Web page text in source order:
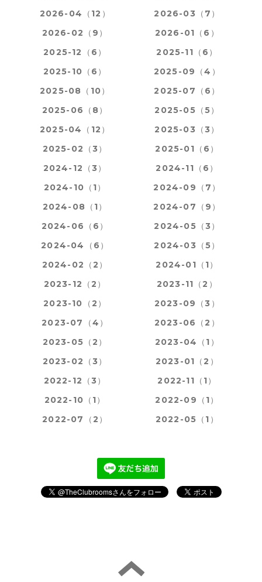
2026-04（12）
2026-03（7）
2026-02（9）
2026-01（6）
2025-12（6）
2025-11（6）
2025-10（6）
2025-09（4）
2025-08（10）
2025-07（6）
2025-06（8）
2025-05（5）
2025-04（12）
2025-03（3）
2025-02（3）
2025-01（6）
2024-12（3）
2024-11（6）
2024-10（1）
2024-09（7）
2024-08（1）
2024-07（9）
2024-06（6）
2024-05（3）
2024-04（6）
2024-03（5）
2024-02（2）
2024-01（1）
2023-12（2）
2023-11（2）
2023-10（2）
2023-09（3）
2023-07（4）
2023-06（2）
2023-05（2）
2023-04（1）
2023-02（3）
2023-01（2）
2022-12（3）
2022-11（1）
2022-10（1）
2022-09（1）
2022-07（2）
2022-05（1）